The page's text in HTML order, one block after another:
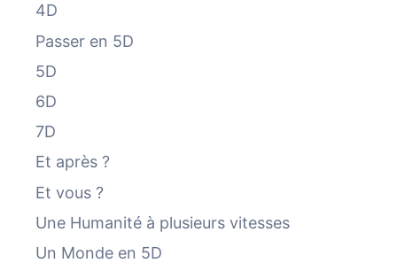
4D
Passer en 5D
5D
6D
7D
Et après ?
Et vous ?
Une Humanité à plusieurs vitesses
Un Monde en 5D